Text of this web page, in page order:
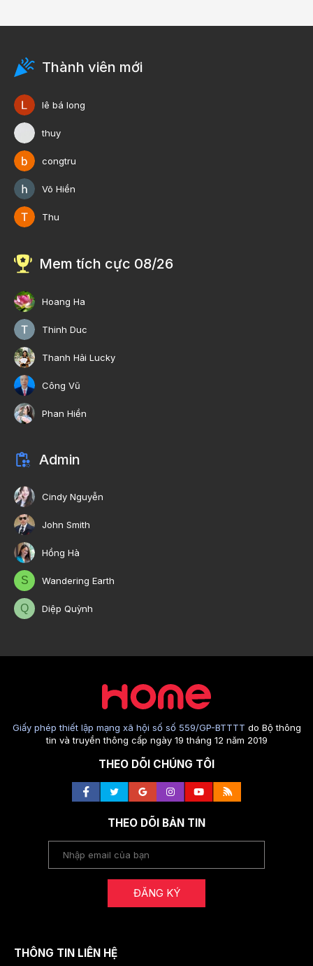
Thành viên mới
lê bá long
thuy
congtru
Võ Hiền
Thu
Mem tích cực 08/26
Hoang Ha
Thinh Duc
Thanh Hải Lucky
Công Vũ
Phan Hiền
Admin
Cindy Nguyễn
John Smith
Hồng Hà
S Wandering Earth
Q Diệp Quỳnh
Giấy phép thiết lập mạng xã hội số số 559/GP-BTTTT do Bộ thông
tin và truyền thông cấp ngày 19 tháng 12 năm 2019
THEO DÕI CHÚNG TÔI
THEO DÕI BẢN TIN
ĐĂNG KÝ
THÔNG TIN LIÊN HỆ